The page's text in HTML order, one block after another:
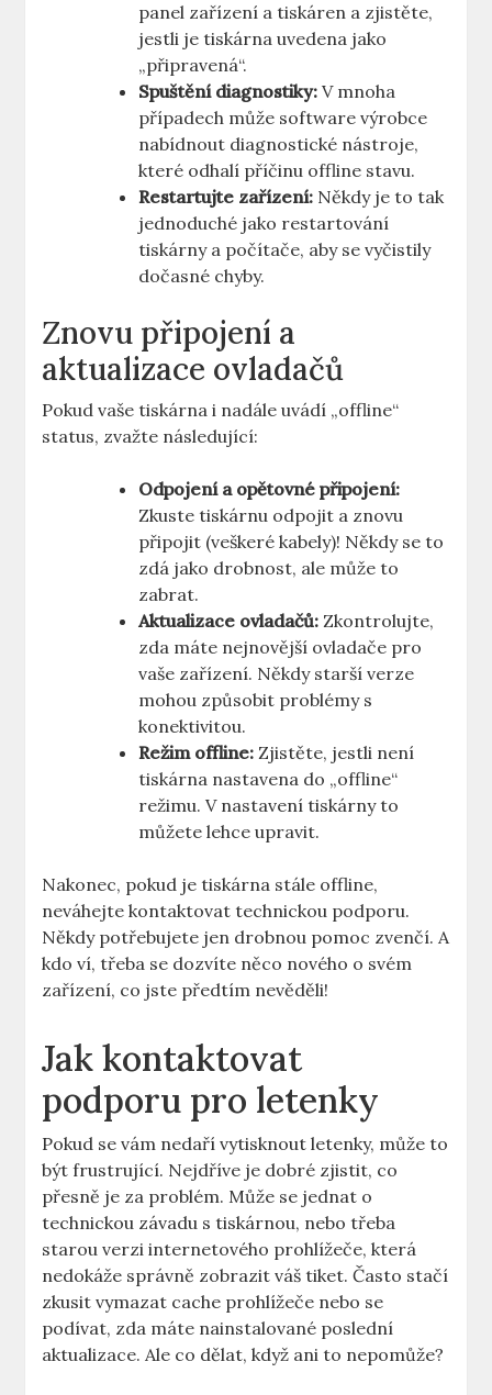
panel zařízení a tiskáren a zjistěte,
jestli je tiskárna uvedena jako
„připravená“.
Spuštění diagnostiky: V mnoha
případech může software výrobce
nabídnout diagnostické nástroje,
které odhalí příčinu offline stavu.
Restartujte zařízení: Někdy je to tak
jednoduché jako restartování
tiskárny a počítače, aby se vyčistily
dočasné chyby.
Znovu připojení a
aktualizace ovladačů
Pokud vaše tiskárna i nadále uvádí „offline“
status, zvažte následující:
Odpojení a opětovné připojení:
Zkuste tiskárnu odpojit a znovu
připojit (veškeré kabely)! Někdy se to
zdá jako drobnost, ale může to
zabrat.
Aktualizace ovladačů: Zkontrolujte,
zda máte nejnovější ovladače pro
vaše zařízení. Někdy starší verze
mohou způsobit problémy s
konektivitou.
Režim offline: Zjistěte, jestli není
tiskárna nastavena do „offline“
režimu. V nastavení tiskárny to
můžete lehce upravit.
Nakonec, pokud je tiskárna stále offline,
neváhejte kontaktovat technickou podporu.
Někdy potřebujete jen drobnou pomoc zvenčí. A
kdo ví, třeba se dozvíte něco nového o svém
zařízení, co jste předtím nevěděli!
Jak kontaktovat
podporu pro letenky
Pokud se vám nedaří vytisknout letenky, může to
být frustrující. Nejdříve je dobré zjistit, co
přesně je za problém. Může se jednat o
technickou závadu s tiskárnou, nebo třeba
starou verzi internetového prohlížeče, která
nedokáže správně zobrazit váš tiket. Často stačí
zkusit vymazat cache prohlížeče nebo se
podívat, zda máte nainstalované poslední
aktualizace. Ale co dělat, když ani to nepomůže?